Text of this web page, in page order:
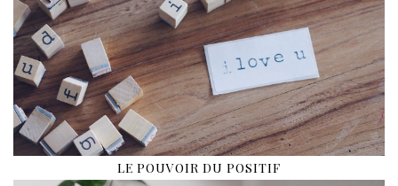
LE POUVOIR DU POSITIF